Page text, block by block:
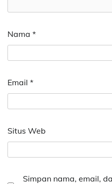
Nama *
Email *
Situs Web
Simpan nama, email,